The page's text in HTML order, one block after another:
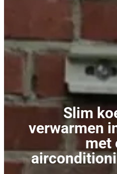
Slim
verwarmen
met